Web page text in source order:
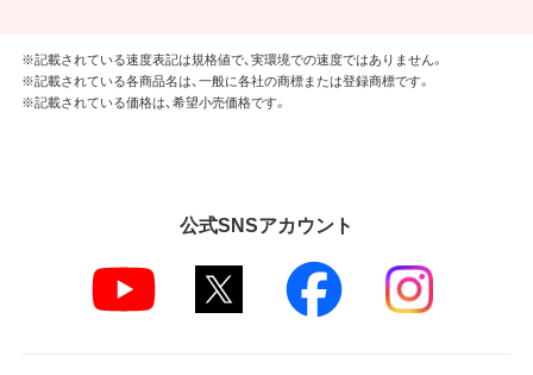
※記載されている速度表記は規格値で、実環境での速度ではありません。
※記載されている各商品名は、一般に各社の商標または登録商標です。
※記載されている価格は、希望小売価格です。
公式SNSアカウント